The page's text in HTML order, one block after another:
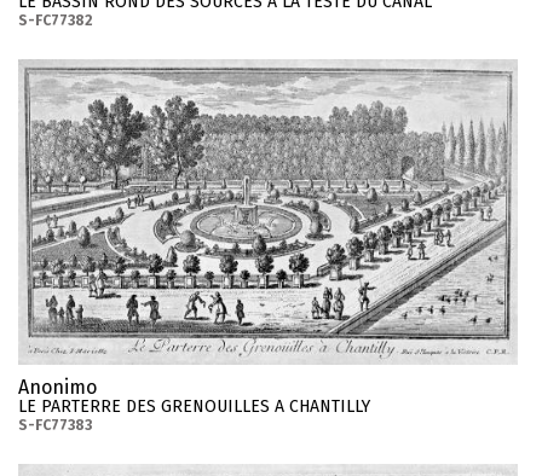
S-FC77382
Anonimo
LE PARTERRE DES GRENOUILLES A CHANTILLY
S-FC77383